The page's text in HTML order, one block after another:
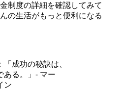
制度の詳細を確認してみて
の生活がもっと便利になる
「成功の秘訣は、
ある。」- マー
ン